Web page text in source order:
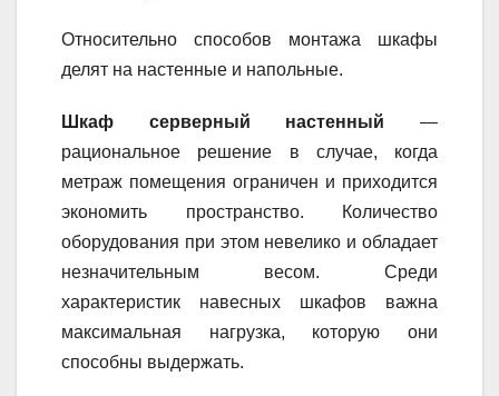
Относительно способов монтажа шкафы
делят на настенные и напольные.
Шкаф серверный настенный —
рациональное решение в случае, когда
метраж помещения ограничен и приходится
экономить пространство. Количество
оборудования при этом невелико и обладает
незначительным весом. Среди
характеристик навесных шкафов важна
максимальная нагрузка, которую они
способны выдержать.